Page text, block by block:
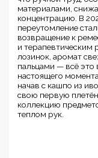
материалами,
концентрацию. В
переутомление
возвращение к
и терапевтическим
лозинок, аромат
пальцами — всё это
настоящего
начав с кашпо из
свою первую
коллекцию
теплом рук.